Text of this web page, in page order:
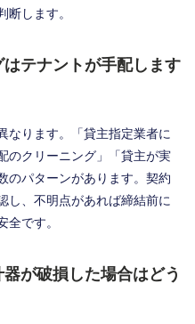
断します。
テナントが手配します
なります。「貸主指定業者に
のクリーニング」「貸主が実
のパターンがあります。契約
し、不明点があれば締結前に
全です。
が破損した場合はどう